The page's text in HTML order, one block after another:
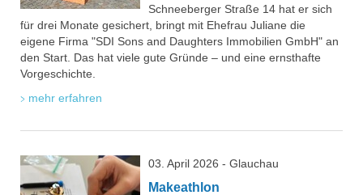
Schneeberger Straße 14 hat er sich
für drei Monate gesichert, bringt mit Ehefrau Juliane die
eigene Firma "SDI Sons and Daughters Immobilien GmbH" an
den Start. Das hat viele gute Gründe – und eine ernsthafte
Vorgeschichte.
mehr erfahren
03. April 2026 - Glauchau
Makeathlon